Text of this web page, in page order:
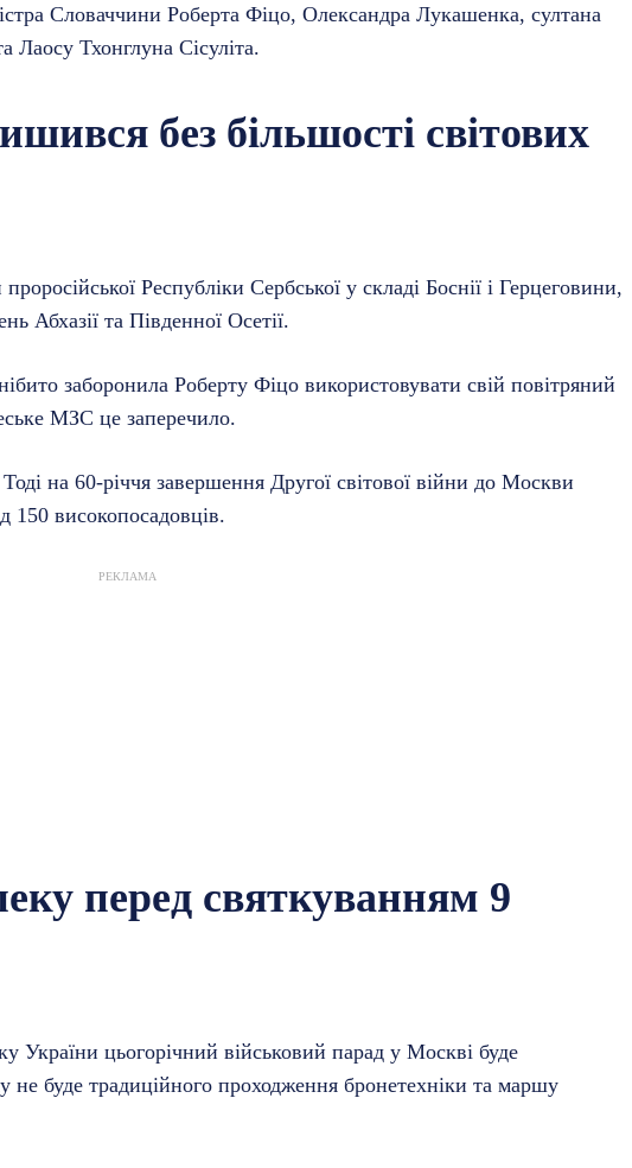
Словаччини Роберта Фіцо, Олександра Лукашенка, султана
Лаосу Тхонглуна Сісуліта.
без більшості світових
Республіки Сербської у складі Боснії і Герцеговини,
Абхазії та Південної Осетії.
заборонила Роберту Фіцо використовувати свій повітряний
МЗС це заперечило.
на 60-річчя завершення Другої світової війни до Москви
150 високопосадовців.
РЕКЛАМА
перед святкуванням 9
України цьогорічний військовий парад у Москві буде
буде традиційного проходження бронетехніки та маршу